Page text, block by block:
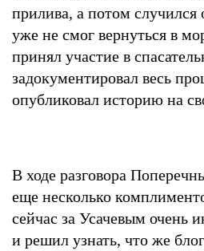
прилива, а потом случился
уже не смог вернуться в
принял участие в
задокументировал весь
опубликовал историю на
В ходе разговора
еще несколько
сейчас за Усачевым очень
и решил узнать, что же